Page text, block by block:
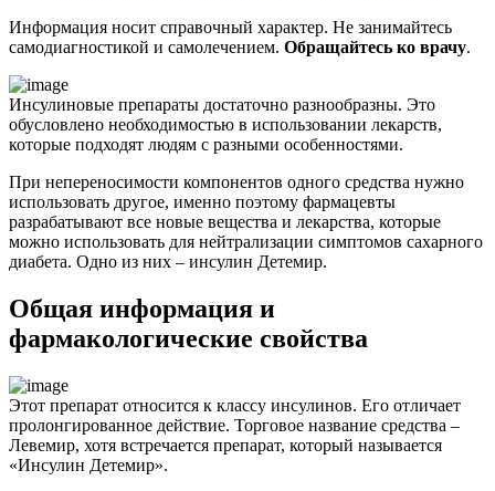
Информация носит справочный характер. Не занимайтесь
самодиагностикой и самолечением. Обращайтесь ко врачу.
Инсулиновые препараты достаточно разнообразны. Это
обусловлено необходимостью в использовании лекарств,
которые подходят людям с разными особенностями.
При непереносимости компонентов одного средства нужно
использовать другое, именно поэтому фармацевты
разрабатывают все новые вещества и лекарства, которые
можно использовать для нейтрализации симптомов сахарного
диабета. Одно из них – инсулин Детемир.
Общая информация и
фармакологические свойства
Этот препарат относится к классу инсулинов. Его отличает
пролонгированное действие. Торговое название средства –
Левемир, хотя встречается препарат, который называется
«Инсулин Детемир».